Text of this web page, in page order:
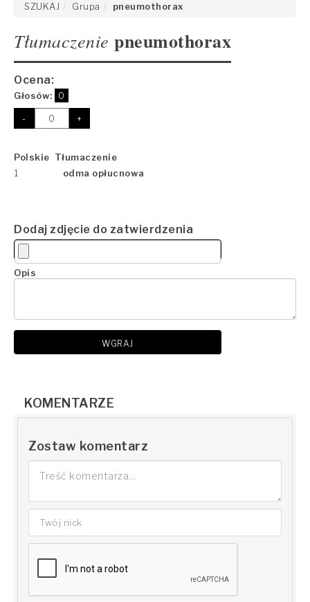
SZUKAJ Grupa pneumothorax
Tłumaczenie pneumothorax
Ocena:
Głosów: 0
- +
Polskie Tłumaczenie
1
odma opłucnowa
Dodaj zdjęcie do zatwierdzenia
Opis
WGRAJ
KOMENTARZE
Zostaw komentarz